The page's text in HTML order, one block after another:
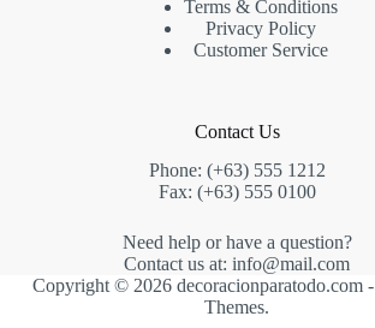
Terms & Conditions
Privacy Policy
Customer Service
Contact Us
Phone: (+63) 555 1212
Fax: (+63) 555 0100
Need help or have a question?
Contact us at: info@mail.com
Copyright © 2026 decoracionparatodo.com -
Themes.